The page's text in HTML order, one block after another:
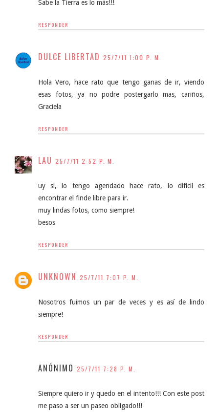
Sabe la Tierra es lo más!!!
RESPONDER
DULCE LIBERTAD 25/7/11 1:00 P. M.
Hola Vero, hace rato que tengo ganas de ir, viendo
esas fotos, ya no podre postergarlo mas, cariños,
Graciela
RESPONDER
LAU 25/7/11 2:52 P. M.
uy si, lo tengo agendado hace rato, lo dificil es
encontrar el finde libre para ir.
muy lindas fotos, como siempre!
besos
RESPONDER
UNKNOWN 25/7/11 7:07 P. M.
Nosotros fuimos un par de veces y es así de lindo
siempre!
RESPONDER
ANÓNIMO 25/7/11 7:28 P. M.
Siempre quiero ir y quedo en el intento!!! Con este post
me paso a ser un paseo obligado!!!